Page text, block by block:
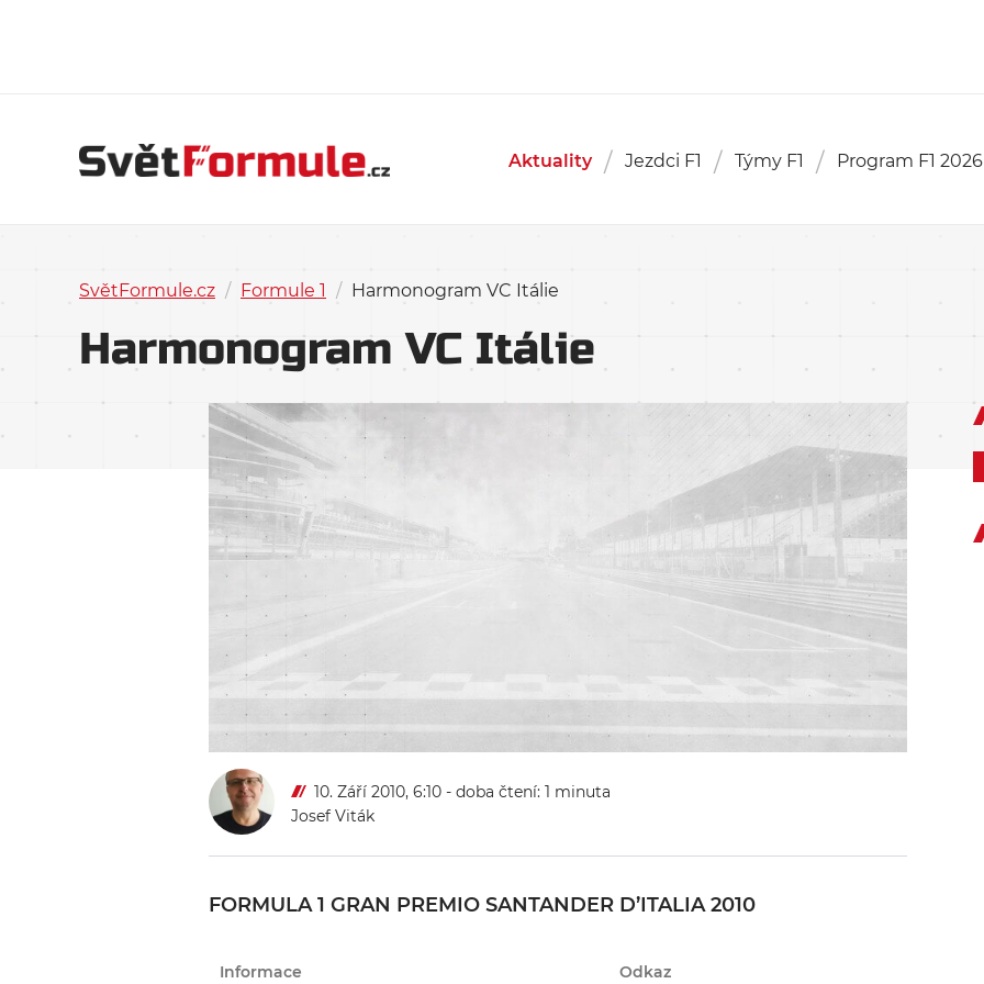
Aktuality Jezdci F1 Týmy F1 Program F1 2026
SvětFormule.cz / Formule 1 / Harmonogram VC Itálie
Harmonogram VC Itálie
10. Září 2010, 6:10 - doba čtení: 1 minuta
Josef Viták
FORMULA 1 GRAN PREMIO SANTANDER D’ITALIA 2010
Informace Odkaz